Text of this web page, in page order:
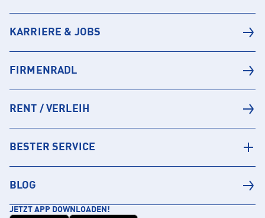
KARRIERE & JOBS
FIRMENRADL
RENT / VERLEIH
BESTER SERVICE
BLOG
JETZT APP DOWNLOADEN!